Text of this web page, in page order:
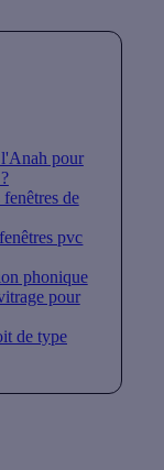
l'Anah pour
de
pvc
phonique
pour
de type